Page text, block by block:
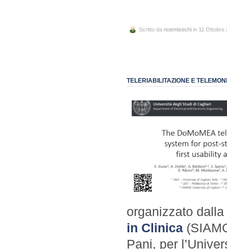
Scritto da noemisechi in 11 Ottobre
TELERIABILITAZIONE E
organizzato dalla
in Clinica
Pani, per